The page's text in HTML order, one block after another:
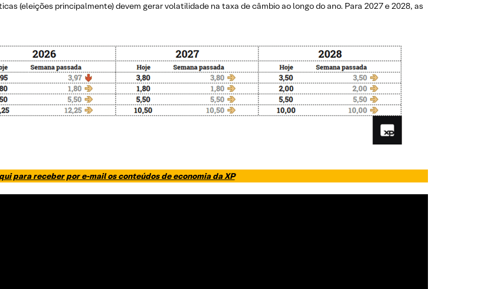
(eleições principalmente) devem gerar volatilidade na taxa de câmbio ao longo do ano. Para 2027 e 2028, as
para receber por e-mail os conteúdos de economia da XP